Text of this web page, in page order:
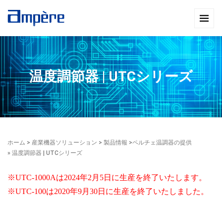
温度調節器 | UTCシリーズ
ホーム > 産業機器ソリューション > 製品情報 >ペルチェ温調器の提供
» 温度調節器 | UTCシリーズ
※UTC-1000Aは2024年2月5日に生産を終了いたします。
※UTC-100は2020年9月30日に生産を終了いたしました。